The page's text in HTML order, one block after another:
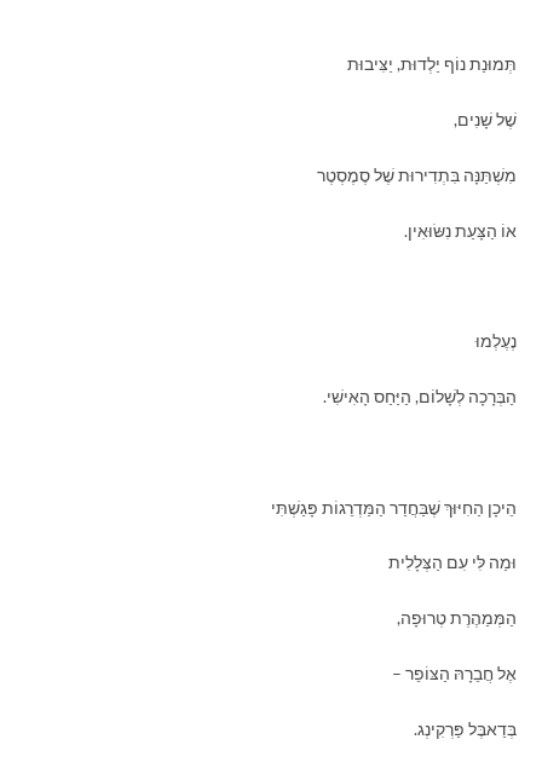
תְּמוּנַת נוֹף יַלְדוּת, יַצִּיבוּת
שֶׁל שָׁנִים,
מִשְׁתַּנָּה בִּתְדִירוּת שֶׁל סֶמֶסְטֶר
אוֹ הַצָּעַת נִשּׂוּאִין.
נֶעֶלְמוּ
הַבְּרָכָה לְשָׁלוֹם, הַיַּחַס הָאִישִׁי.
הֵיכָן הַחִיּוּךְ שֶׁבַּחֲדַר הַמַּדְרֵגוֹת פָּגַשְׁתִּי
וּמַה לִּי עִם הַצְּלָלִית
הַמְּמַהֶרֶת טְרוּפָה,
אֶל חֲבֵרָהּ הַצּוֹפֵר –
בְּדַאבֶּל פַּרְקִינְג.